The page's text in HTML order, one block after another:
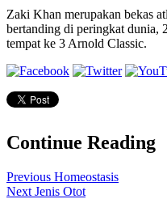
Zaki Khan merupakan bekas
bertanding di peringkat dunia,
tempat ke 3 Arnold Classic.
Continue Reading
Previous Homeostasis
Next Jenis Otot